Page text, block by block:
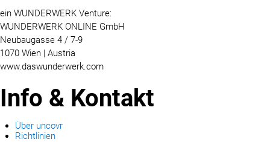
ein WUNDERWERK Venture:
WUNDERWERK ONLINE GmbH
Neubaugasse 4 / 7-9
1070 Wien | Austria
www.daswunderwerk.com
Info & Kontakt
Über uncovr
Richtlinien